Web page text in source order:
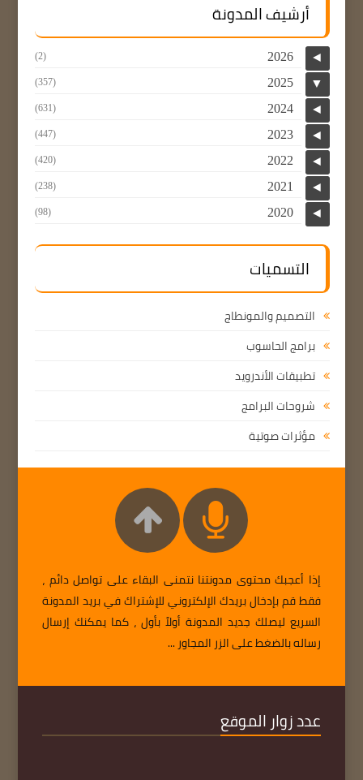
أرشيف المدونة
◄
2026
(2)
▼
2025
(357)
◄
2024
(631)
◄
2023
(447)
◄
2022
(420)
◄
2021
(238)
◄
2020
(98)
التسميات
التصميم والمونطاج
برامج الحاسوب
تطبيقات الأندرويد
شروحات البرامج
مؤثرات صوتية
إذا أعجبك محتوى مدونتنا نتمنى البقاء على تواصل دائم ،
فقط قم بإدخال بريدك الإلكتروني للإشتراك في بريد المدونة
السريع ليصلك جديد المدونة أولاً بأول ، كما يمكنك إرسال
رساله بالضغط على الزر المجاور ...
عدد زوار الموقع